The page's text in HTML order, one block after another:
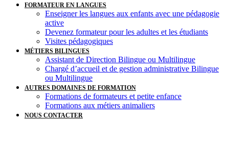
FORMATEUR EN LANGUES
Enseigner les langues aux enfants avec une pédagogie
active
Devenez formateur pour les adultes et les étudiants
Visites pédagogiques
MÉTIERS BILINGUES
Assistant de Direction Bilingue ou Multilingue
Chargé d’accueil et de gestion administrative Bilingue
ou Multilingue
AUTRES DOMAINES DE FORMATION
Formations de formateurs et petite enfance
Formations aux métiers animaliers
NOUS CONTACTER